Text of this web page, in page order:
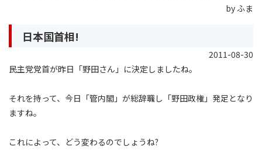
by ふま
日本国首相!
2011-08-30
民主党党首が昨日「野田さん」に決定しましたね。
それを持って、今日「管内閣」が総辞職し「野田政権」発足となり
ますね。
これによって、どう変わるのでしょうね?